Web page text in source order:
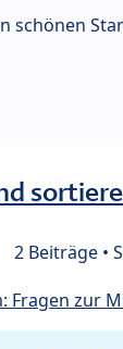
schönen
2 Beiträge •
Fragen zur